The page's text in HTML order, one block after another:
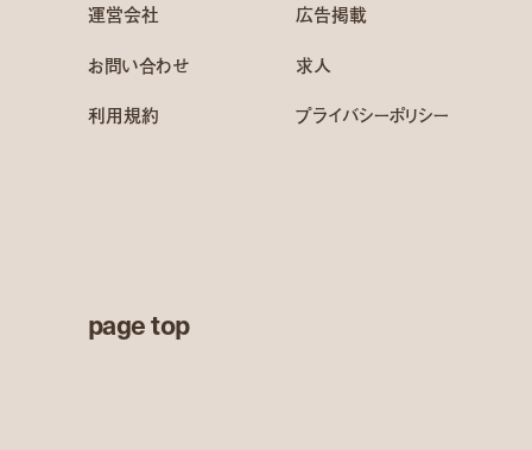
運営会社
広告掲載
お問い合わせ
求人
利用規約 プライバシーポリシー
page top